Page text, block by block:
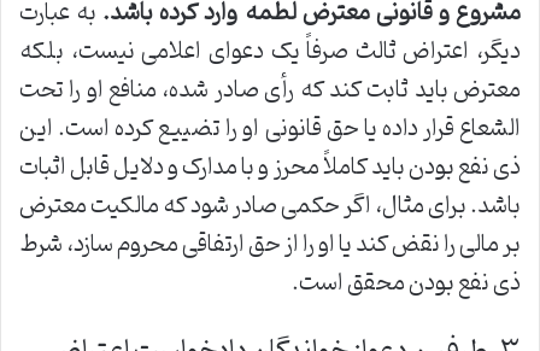
مشروع و قانونی معترض لطمه وارد کرده باشد.به عبارت
دیگر، اعتراض ثالث صرفاً یک دعوای اعلامی نیست، بلکه
معترض باید ثابت کند که رأی صادر شده، منافع او را تحت
الشعاع قرار داده یا حق قانونی او را تضییع کرده است. این
ذی نفع بودن باید کاملاً محرز و با مدارک و دلایل قابل اثبات
باشد. برای مثال، اگر حکمی صادر شود که مالکیت معترض
بر مالی را نقض کند یا او را از حق ارتفاقی محروم سازد، شرط
ذی نفع بودن محقق است.